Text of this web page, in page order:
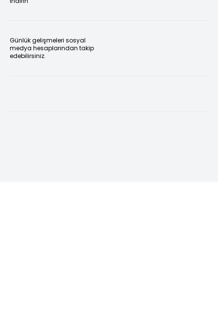
Günlük gelişmeleri sosyal
medya hesaplarından takip
edebilirsiniz.